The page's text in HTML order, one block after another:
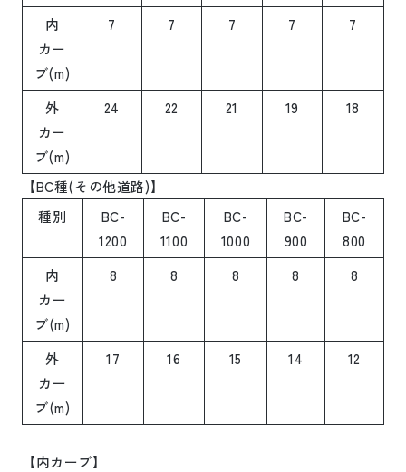
内
カー
ブ(m)
7 7 7 7 7
外
カー
ブ(m)
24 22 21 19 18
【BC種(その他道路)】
種別
BC-
1200
BC-
1100
BC-
1000
BC-
900
BC-
800
内
カー
ブ(m)
8 8 8 8 8
外
カー
ブ(m)
17 16 15 14 12
【内カーブ】